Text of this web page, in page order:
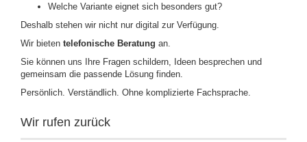
Welche Variante eignet sich besonders gut?
Deshalb stehen wir nicht nur digital zur Verfügung.
Wir bieten telefonische Beratung an.
Sie können uns Ihre Fragen schildern, Ideen besprechen und
gemeinsam die passende Lösung finden.
Persönlich. Verständlich. Ohne komplizierte Fachsprache.
Wir rufen zurück